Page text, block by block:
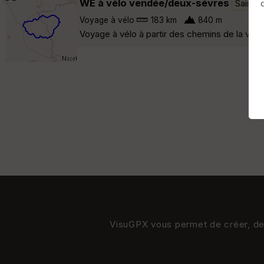
WE à vélo vendée/deux-sévres
Voyage à vélo 183 km 840 m
Voyage à vélo à partir des chemins de la
VisuGPX vous permet de créer,